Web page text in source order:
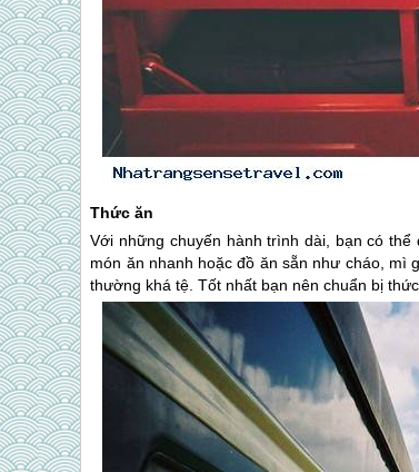
Thức ăn
Với những chuyến hành trình dài, bạn có
món ăn nhanh hoặc đồ ăn sẵn như cháo, mì
thường khá tệ. Tốt nhất bạn nên chuẩn bị